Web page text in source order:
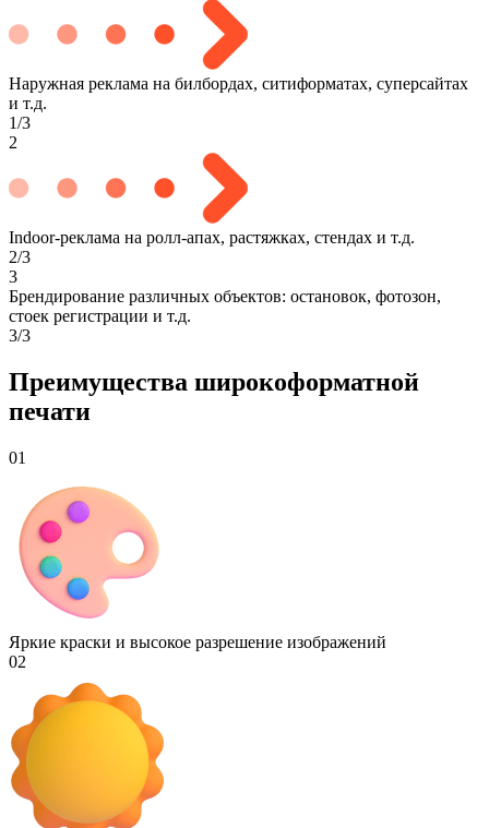
Наружная реклама на билбордах, ситиформатах, суперсайтах
и т.д.
1/3
2
Indoor-реклама на ролл-апах, растяжках, стендах и т.д.
2/3
3
Брендирование различных объектов: остановок, фотозон,
стоек регистрации и т.д.
3/3
Преимущества широкоформатной
печати
01
Яркие краски и высокое разрешение изображений
02